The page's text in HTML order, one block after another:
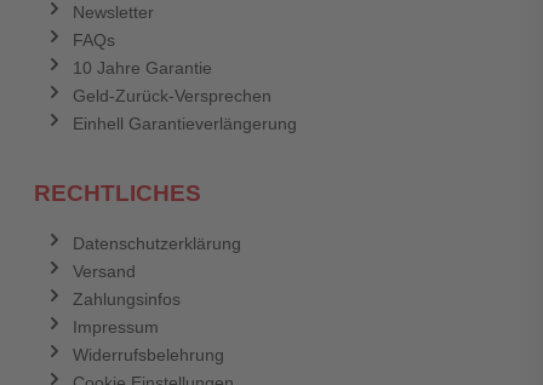
Newsletter
FAQs
10 Jahre Garantie
Geld-Zurück-Versprechen
Einhell Garantieverlängerung
RECHTLICHES
Datenschutzerklärung
Versand
Zahlungsinfos
Impressum
Widerrufsbelehrung